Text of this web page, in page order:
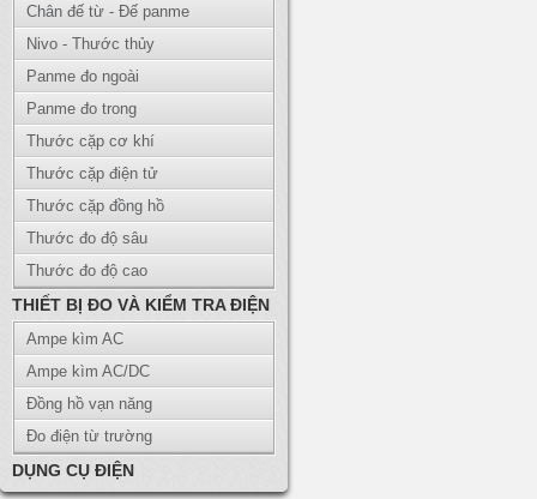
Chân đế từ - Đế panme
Nivo - Thước thủy
Panme đo ngoài
Panme đo trong
Thước cặp cơ khí
Thước cặp điện tử
Thước cặp đồng hồ
Thước đo độ sâu
Thước đo độ cao
THIẾT BỊ ĐO VÀ KIỂM TRA ĐIỆN
Ampe kìm AC
Ampe kìm AC/DC
Đồng hồ vạn năng
Đo điện từ trường
DỤNG CỤ ĐIỆN